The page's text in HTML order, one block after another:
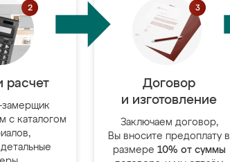
расчет
замерщик
с каталогом
Договор
и изготовление
Заключаем договор,
Вы вносите предоплату в
размере 10% от суммы